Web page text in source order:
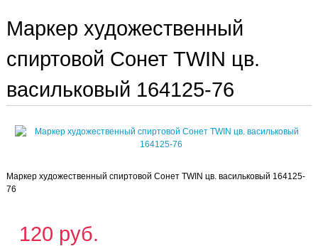
Маркер художественный
спиртовой Сонет TWIN цв.
васильковый 164125-76
Маркер художественный спиртовой Сонет TWIN цв. васильковый 164125-
76
120 руб.